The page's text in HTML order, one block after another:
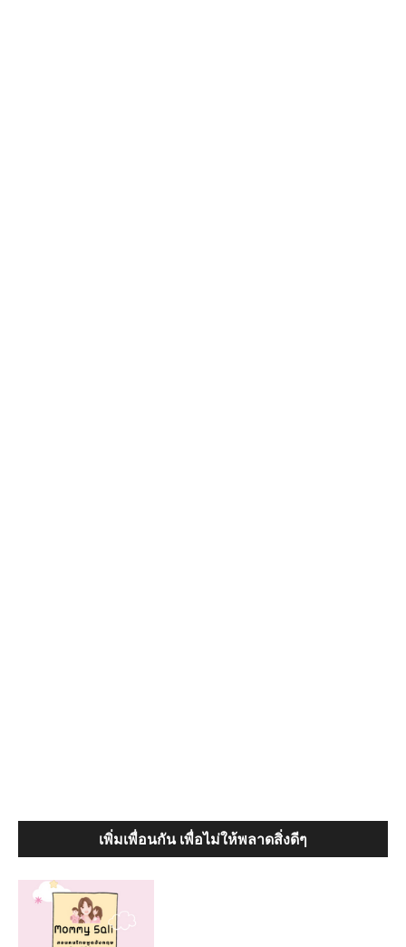
เพิ่มเพื่อนกัน เพื่อไม่ให้พลาดสิ่งดีๆ